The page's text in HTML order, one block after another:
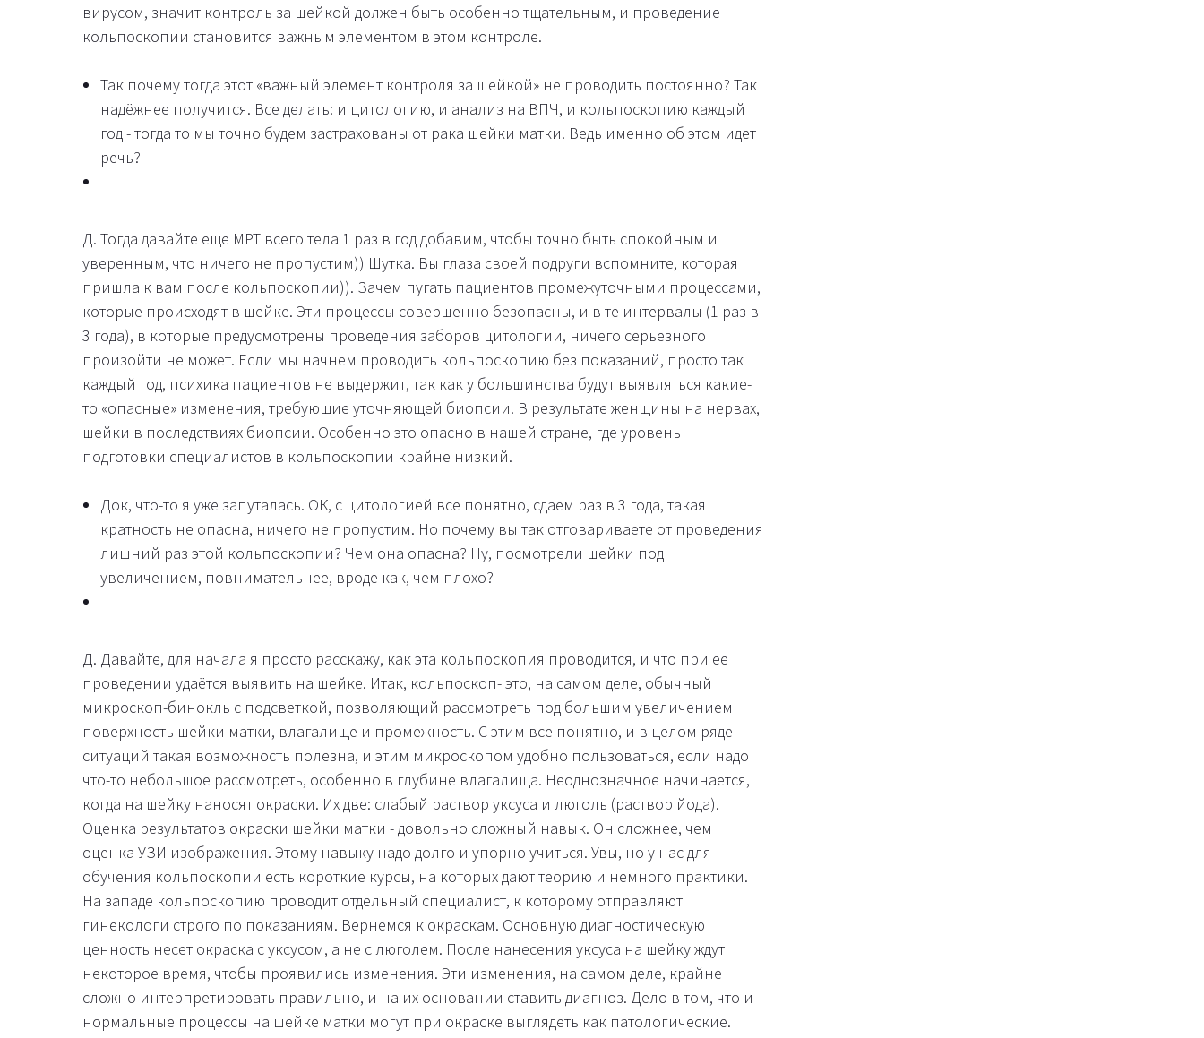
вирусом, значит контроль за шейкой должен быть особенно тщательным, и проведение
кольпоскопии становится важным элементом в этом контроле.
Так почему тогда этот «важный элемент контроля за шейкой» не проводить постоянно? Так
надёжнее получится. Все делать: и цитологию, и анализ на ВПЧ, и кольпоскопию каждый
год - тогда то мы точно будем застрахованы от рака шейки матки. Ведь именно об этом идет
речь?
Д. Тогда давайте еще МРТ всего тела 1 раз в год добавим, чтобы точно быть спокойным и
уверенным, что ничего не пропустим)) Шутка. Вы глаза своей подруги вспомните, которая
пришла к вам после кольпоскопии)). Зачем пугать пациентов промежуточными процессами,
которые происходят в шейке. Эти процессы совершенно безопасны, и в те интервалы (1 раз в
3 года), в которые предусмотрены проведения заборов цитологии, ничего серьезного
произойти не может. Если мы начнем проводить кольпоскопию без показаний, просто так
каждый год, психика пациентов не выдержит, так как у большинства будут выявляться какие-
то «опасные» изменения, требующие уточняющей биопсии. В результате женщины на нервах,
шейки в последствиях биопсии. Особенно это опасно в нашей стране, где уровень
подготовки специалистов в кольпоскопии крайне низкий.
Док, что-то я уже запуталась. ОК, с цитологией все понятно, сдаем раз в 3 года, такая
кратность не опасна, ничего не пропустим. Но почему вы так отговариваете от проведения
лишний раз этой кольпоскопии? Чем она опасна? Ну, посмотрели шейки под
увеличением, повнимательнее, вроде как, чем плохо?
Д. Давайте, для начала я просто расскажу, как эта кольпоскопия проводится, и что при ее
проведении удаётся выявить на шейке. Итак, кольпоскоп- это, на самом деле, обычный
микроскоп-бинокль с подсветкой, позволяющий рассмотреть под большим увеличением
поверхность шейки матки, влагалище и промежность. С этим все понятно, и в целом ряде
ситуаций такая возможность полезна, и этим микроскопом удобно пользоваться, если надо
что-то небольшое рассмотреть, особенно в глубине влагалища. Неоднозначное начинается,
когда на шейку наносят окраски. Их две: слабый раствор уксуса и люголь (раствор йода).
Оценка результатов окраски шейки матки - довольно сложный навык. Он сложнее, чем
оценка УЗИ изображения. Этому навыку надо долго и упорно учиться. Увы, но у нас для
обучения кольпоскопии есть короткие курсы, на которых дают теорию и немного практики.
На западе кольпоскопию проводит отдельный специалист, к которому отправляют
гинекологи строго по показаниям. Вернемся к окраскам. Основную диагностическую
ценность несет окраска с уксусом, а не с люголем. После нанесения уксуса на шейку ждут
некоторое время, чтобы проявились изменения. Эти изменения, на самом деле, крайне
сложно интерпретировать правильно, и на их основании ставить диагноз. Дело в том, что и
нормальные процессы на шейке матки могут при окраске выглядеть как патологические.